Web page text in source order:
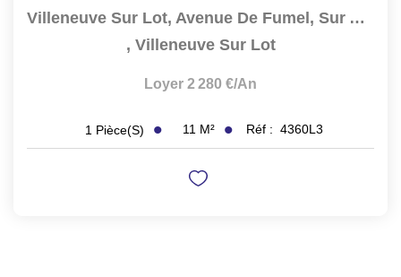
Villeneuve Sur Lot, Avenue De Fumel, Sur Axe Sortant...
, Villeneuve Sur Lot
Loyer 2 280 €/an
1 Pièce(s) 11 M² Réf : 4360L3